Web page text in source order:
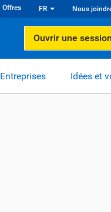
Offres FR Nous
Ouvrir une session
Entreprises Idées et